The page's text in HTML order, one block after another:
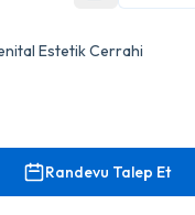
Estetik Cerrahi
Randevu Talep Et